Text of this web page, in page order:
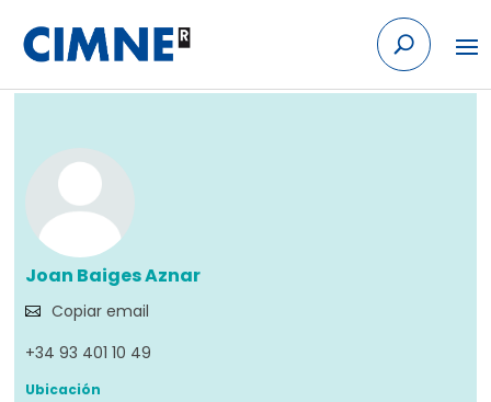
Volver
Joan Baiges Aznar
Copiar email
+34 93 401 10 49
Ubicación